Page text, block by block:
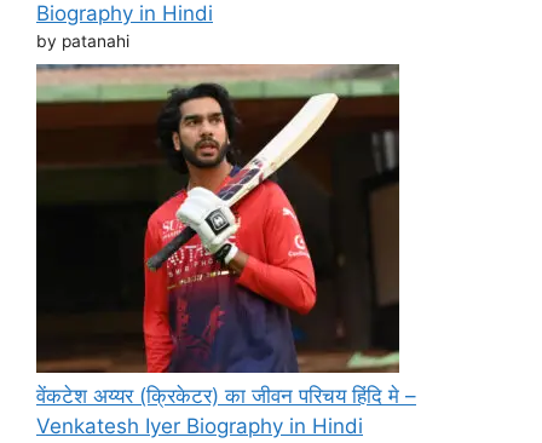
Biography in Hindi
by patanahi
वेंकटेश अय्यर (क्रिकेटर) का जीवन परिचय हिंदि मे –
Venkatesh Iyer Biography in Hindi